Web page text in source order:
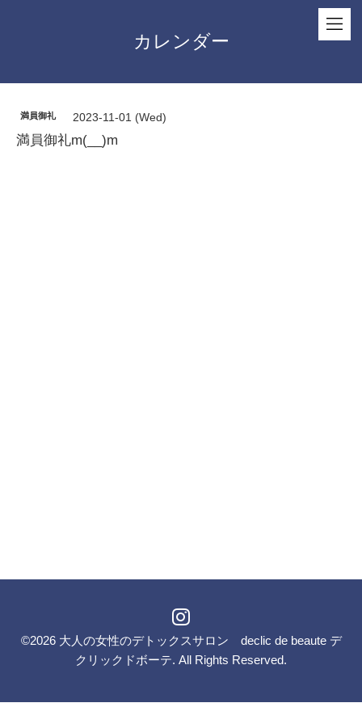
カレンダー
満員御礼 2023-11-01 (Wed)
満員御礼m(__)m
©2026 大人の女性のデトックスサロン declic de beaute デ
クリックドボーテ. All Rights Reserved.